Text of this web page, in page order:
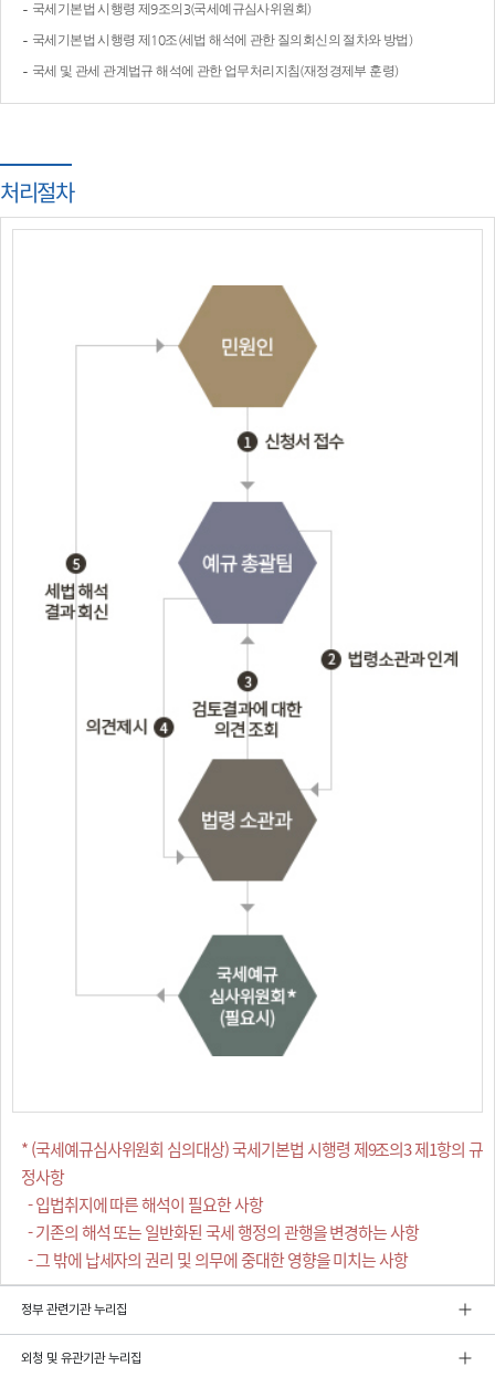
국세기본법 시행령 제9조의3(국세예규심사위원회)
국세기본법 시행령 제10조(세법 해석에 관한 질의회신의 절차와 방법)
국세 및 관세 관계법규 해석에 관한 업무처리지침(재정경제부 훈령)
처리절차
* (국세예규심사위원회 심의대상) 국세기본법 시행령 제9조의3 제1항의 규
정사항
- 입법취지에 따른 해석이 필요한 사항
- 기존의 해석 또는 일반화된 국세 행정의 관행을 변경하는 사항
- 그 밖에 납세자의 권리 및 의무에 중대한 영향을 미치는 사항
정부 관련기관 누리집
외청 및 유관기관 누리집